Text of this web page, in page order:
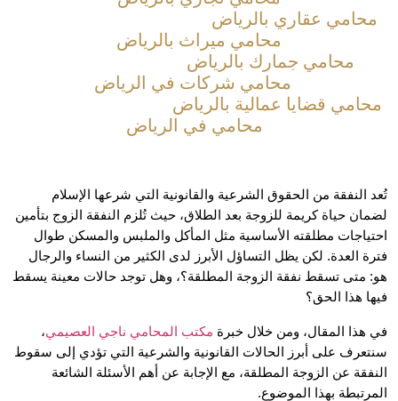
عقاري بالرياض
محامي ميراث بالرياض
محامي جمارك بالرياض
محامي شركات في الرياض
قضايا عمالية بالرياض
محامي في الرياض
تُعد النفقة من الحقوق الشرعية والقانونية التي شرعها الإسلام
لضمان حياة كريمة للزوجة بعد الطلاق، حيث تُلزم النفقة الزوج بتأمين
احتياجات مطلقته الأساسية مثل المأكل والملبس والمسكن طوال
فترة العدة. لكن يظل التساؤل الأبرز لدى الكثير من النساء والرجال
هو: متى تسقط نفقة الزوجة المطلقة؟، وهل توجد حالات معينة يسقط
هذا الحق؟
المقال، ومن خلال خبرة مكتب المحامي ناجي العصيمي ،
سنتعرف على أبرز الحالات القانونية والشرعية التي تؤدي إلى سقوط
النفقة عن الزوجة المطلقة، مع الإجابة عن أهم الأسئلة الشائعة
بهذا الموضوع.